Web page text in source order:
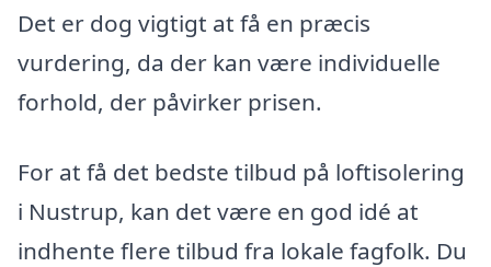
Det er dog vigtigt at få en præcis
vurdering, da der kan være individuelle
forhold, der påvirker prisen.
For at få det bedste tilbud på loftisolering
i Nustrup, kan det være en god idé at
indhente flere tilbud fra lokale fagfolk. Du